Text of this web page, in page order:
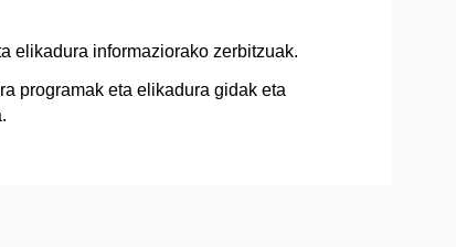
elikadura informaziorako zerbitzuak.
programak eta elikadura gidak eta